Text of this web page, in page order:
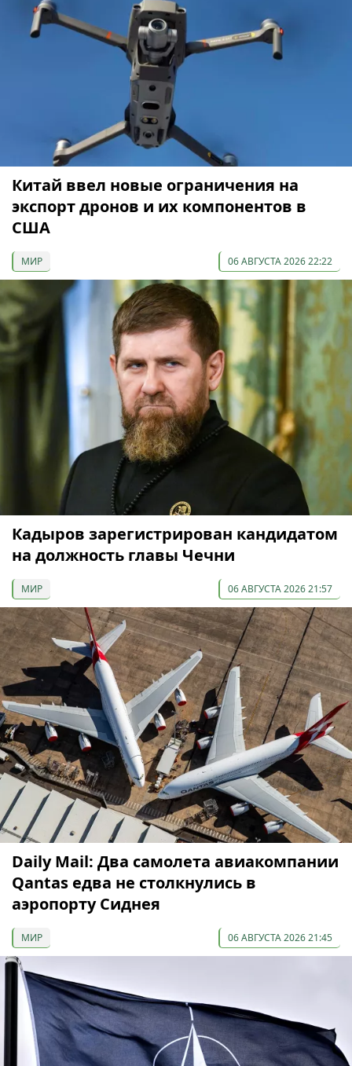
Китай ввел новые ограничения на
экспорт дронов и их компонентов в
США
МИР 06 АВГУСТА 2026 22:22
Кадыров зарегистрирован кандидатом
на должность главы Чечни
МИР 06 АВГУСТА 2026 21:57
Daily Mail: Два самолета авиакомпании
Qantas едва не столкнулись в
аэропорту Сиднея
МИР 06 АВГУСТА 2026 21:45